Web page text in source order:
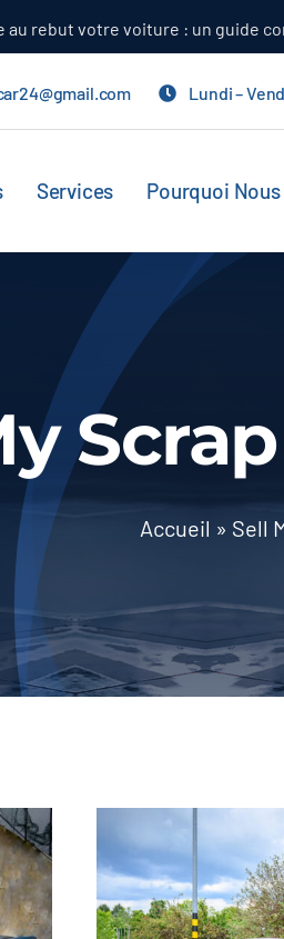
rebut votre voiture : un guide
Lundi –
Services Pourquoi Nous
Accueil » Sell